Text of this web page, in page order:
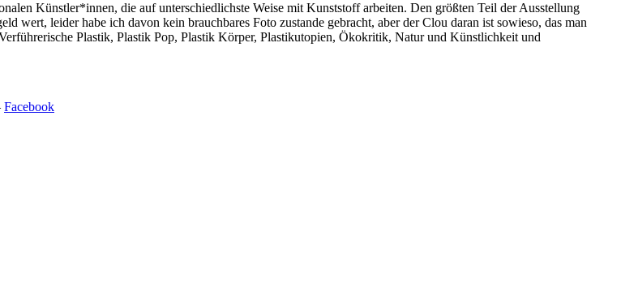
Künst­ler*innen, die auf unter­schied­lichste Weise mit Kunst­stoff arbei­ten. Den größten Teil der Ausstellung
wert, leider habe ich davon kein brauchbares Foto zustande gebracht, aber der Clou daran ist sowieso, das man
Plastik, Plastik Pop, Plastik Körper, Plastikutopien, Ökokritik, Natur und Künstlichkeit und
Facebook